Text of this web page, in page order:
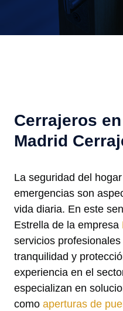
Cerrajeros
Madrid
La seguridad del
emergencias son
vida diaria. En este
Estrella de la empresa
servicios
tranquilidad y
experiencia en el
especializan en
como aperturas de